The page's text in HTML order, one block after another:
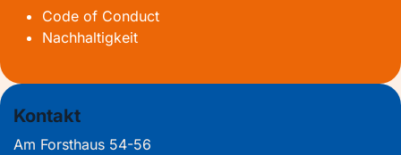
Code of Conduct
Nachhaltigkeit
Kontakt
Am Forsthaus 54-56